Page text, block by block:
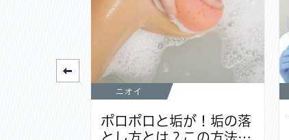
ニオイ
ポロポロと垢が！垢の落